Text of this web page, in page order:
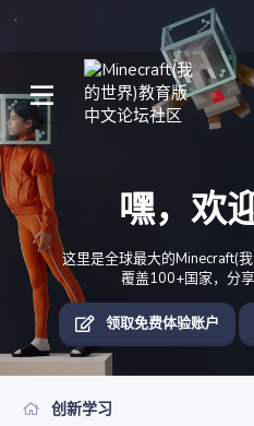
嘿，欢
这里是全球最大的Minecraft(
覆盖100+国家，分
领取免费体验账户
创新学习